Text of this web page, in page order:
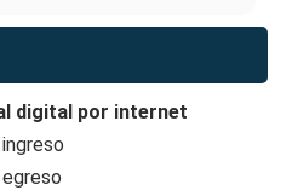
digital por internet